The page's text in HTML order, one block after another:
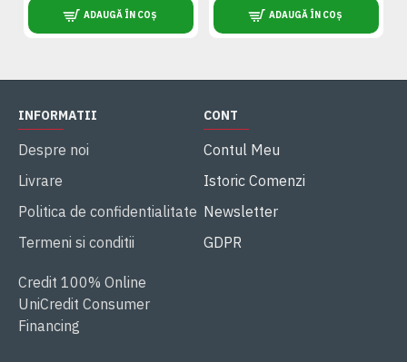
ADAUGĂ ÎN COȘ ADAUGĂ ÎN COȘ
INFORMATII
Despre noi
Livrare
Politica de confidentialitate
Termeni si conditii
Credit 100% Online
UniCredit Consumer
Financing
CONT
Contul Meu
Istoric Comenzi
Newsletter
GDPR